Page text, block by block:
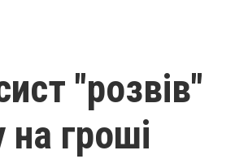
"розвів"
гроші